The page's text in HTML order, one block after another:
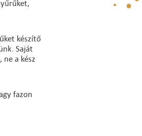
készítő
Saját
a kész
fazon